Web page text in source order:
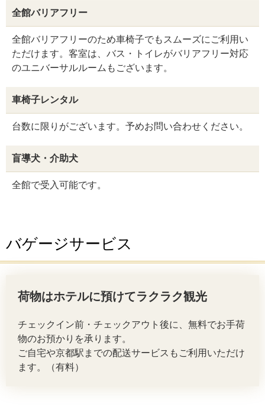
全館バリアフリー
全館バリアフリーのため車椅子でもスムーズにご利用い
ただけます。客室は、バス・トイレがバリアフリー対応
のユニバーサルルームもございます。
車椅子レンタル
台数に限りがございます。予めお問い合わせください。
盲導犬・介助犬
全館で受入可能です。
バゲージサービス
荷物はホテルに預けてラクラク観光
チェックイン前・チェックアウト後に、無料でお手荷
物のお預かりを承ります。
ご自宅や京都駅までの配送サービスもご利用いただけ
ます。（有料）